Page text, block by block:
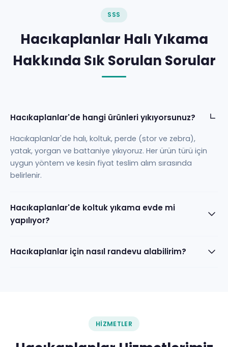
SSS
Hacıkaplanlar Halı Yıkama
Hakkında Sık Sorulan Sorular
Hacıkaplanlar'de hangi ürünleri yıkıyorsunuz?
Hacıkaplanlar'de halı, koltuk, perde (stor ve zebra),
yatak, yorgan ve battaniye yıkıyoruz. Her ürün türü için
uygun yöntem ve kesin fiyat teslim alım sırasında
belirlenir.
Hacıkaplanlar'de koltuk yıkama evde mi
yapılıyor?
Hacıkaplanlar için nasıl randevu alabilirim?
HIZMETLER